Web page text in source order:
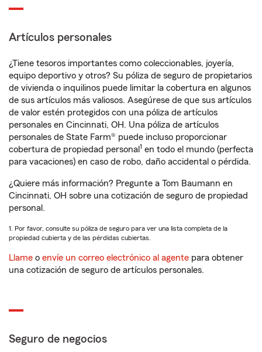
Artículos personales
¿Tiene tesoros importantes como coleccionables, joyería,
equipo deportivo y otros? Su póliza de seguro de propietarios
de vivienda o inquilinos puede limitar la cobertura en algunos
de sus artículos más valiosos. Asegúrese de que sus artículos
de valor estén protegidos con una póliza de artículos
personales en Cincinnati, OH. Una póliza de artículos
personales de State Farm® puede incluso proporcionar
cobertura de propiedad personal 1 en todo el mundo (perfecta
para vacaciones) en caso de robo, daño accidental o pérdida.
¿Quiere más información? Pregunte a Tom Baumann en
Cincinnati, OH sobre una cotización de seguro de propiedad
personal.
1. Por favor, consulte su póliza de seguro para ver una lista completa de la
propiedad cubierta y de las pérdidas cubiertas.
Llame o envíe un correo electrónico al agente para obtener
una cotización de seguro de artículos personales.
Seguro de negocios